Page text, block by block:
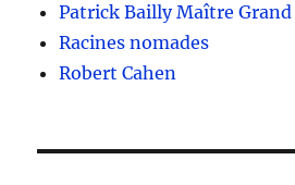
Patrick Bailly Maître Grand
Racines nomades
Robert Cahen